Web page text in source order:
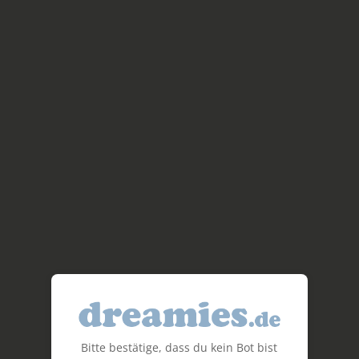
Bitte bestätige, dass du kein Bot bist